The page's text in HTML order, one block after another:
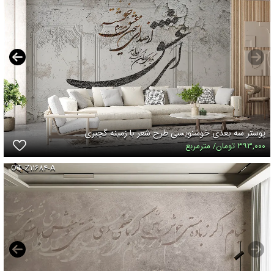
پوستر سه بعدی خوشنویسی طرح شعر با زمینه گچبری
۳۹۳,۰۰۰ تومان/ مترمربع
OT-Z۱۱۶۸۴-A